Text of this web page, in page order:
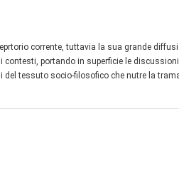
corrente, tuttavia la sua grande
portando in superficie le
tessuto socio-filosofico che nutre la